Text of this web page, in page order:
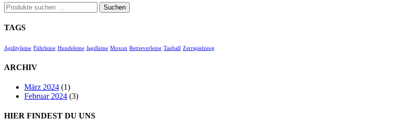
Suchen
nach:
Suchen
TAGS
Agilityleine Führleine Hundeleine Jagdleine Moxon Retrieverleine Tauball Zerrspielzeug
ARCHIV
März 2024 (1)
Februar 2024 (3)
HIER FINDEST DU UNS